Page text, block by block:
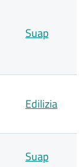
Suap
Edilizia
Suap